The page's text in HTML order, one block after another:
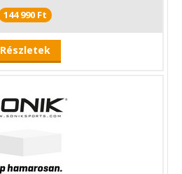
144 990 Ft
Részletek